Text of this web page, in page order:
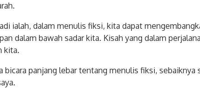
ialah, dalam menulis fiksi, kita dapat
dalam bawah sadar kita. Kisah yang dalam
kita.
bicara panjang lebar tentang menulis fiksi, sebaiknya